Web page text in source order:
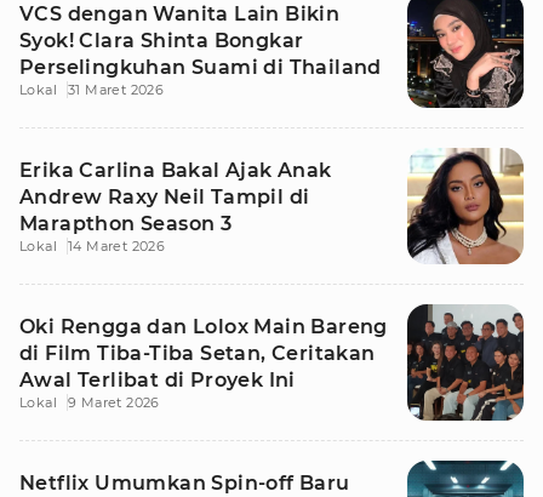
VCS dengan Wanita Lain Bikin
Syok! Clara Shinta Bongkar
Perselingkuhan Suami di Thailand
Lokal 31 Maret 2026
Erika Carlina Bakal Ajak Anak
Andrew Raxy Neil Tampil di
Marapthon Season 3
Lokal 14 Maret 2026
Oki Rengga dan Lolox Main Bareng
di Film Tiba-Tiba Setan, Ceritakan
Awal Terlibat di Proyek Ini
Lokal 9 Maret 2026
Netflix Umumkan Spin-off Baru